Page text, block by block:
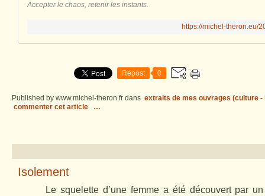
Accepter le chaos, retenir les instants.
https://michel-theron.eu/
Repost 0
Published by www.michel-theron.fr dans extraits de mes ouvrages (culture
commenter cet article
…
Isolement
Le squelette d’une femme a été découvert par